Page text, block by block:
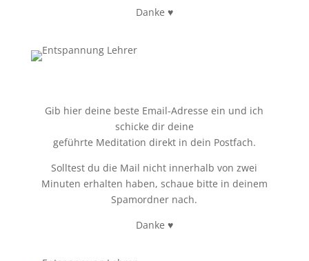
Danke ♥
Gib hier deine beste Email-Adresse ein und ich
schicke dir deine
geführte Meditation direkt in dein Postfach.
Solltest du die Mail nicht innerhalb von zwei
Minuten erhalten haben, schaue bitte in deinem
Spamordner nach.
Danke ♥